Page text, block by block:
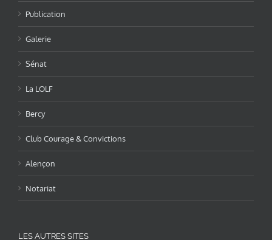
Publication
Galerie
Sénat
La LOLF
Bercy
Club Courage & Convictions
Alençon
Notariat
LES AUTRES SITES